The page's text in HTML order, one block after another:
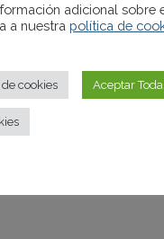
MEDIO COLOR
109.00€ IVA no incluido
adicional sobre
a nuestra política de
cookies Aceptar